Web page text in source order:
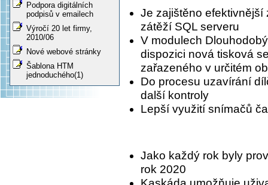
Podpora digitálních
podpisů v emailech
Výročí 20 let firmy,
2010/06
Nové webové stránky
Šablona HTM
jednoduchého(1)
Je zajištěno
zátěží SQL serveru
V modulech
dispozici nová tisková
zařazeného v určitém
Do procesu uzavírání
další kontroly
Lepší využití snímačů
Jako každý rok byly
rok 2020